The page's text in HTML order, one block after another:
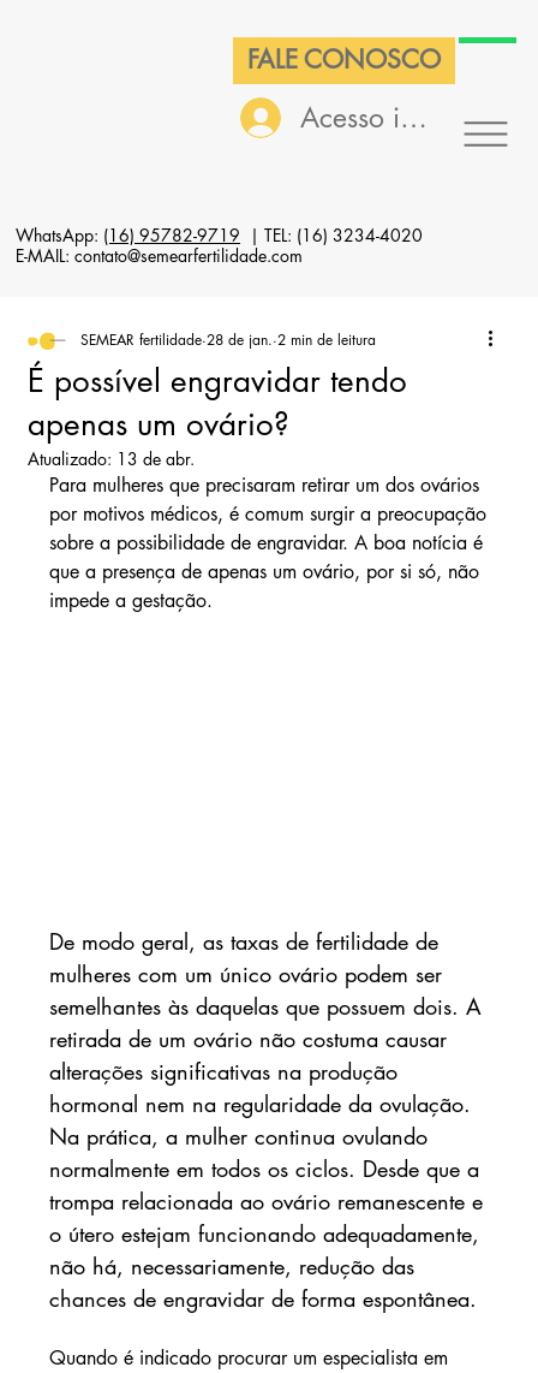
FALE CONOSCO
Acesso interno
WhatsApp: (16) 95782-9719 | TEL: (16) 3234-4020
E-MAIL: contato@semearfertilidade.com
É possível engravidar tendo
apenas um ovário?
SEMEAR fertilidade 28 de jan. 2 min de leitura
Atualizado: 13 de abr.
Para mulheres que precisaram retirar um dos ovários
por motivos médicos, é comum surgir a preocupação
sobre a possibilidade de engravidar. A boa notícia é
que a presença de apenas um ovário, por si só, não
impede a gestação.
De modo geral, as taxas de fertilidade de
mulheres com um único ovário podem ser
semelhantes às daquelas que possuem dois. A
retirada de um ovário não costuma causar
alterações significativas na produção
hormonal nem na regularidade da ovulação.
Na prática, a mulher continua ovulando
normalmente em todos os ciclos. Desde que a
trompa relacionada ao ovário remanescente e
o útero estejam funcionando adequadamente,
não há, necessariamente, redução das
chances de engravidar de forma espontânea.
Quando é indicado procurar um especialista em